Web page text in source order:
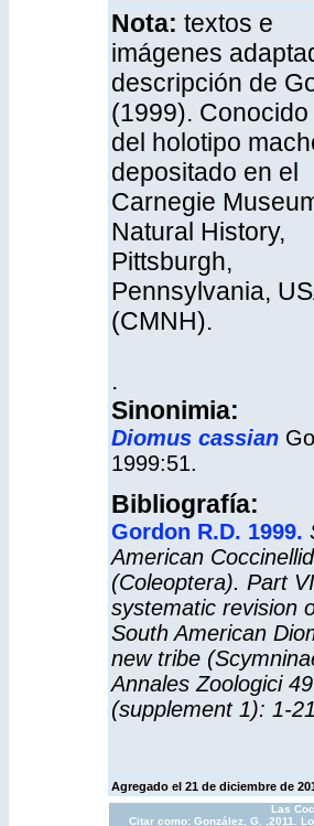
Nota: textos e
imágenes
descripción de
(1999). Conocido
del holotipo
depositado en el
Carnegie
Natural History,
Pittsburgh,
Pennsylvania,
(CMNH).
.
Sinonimia:
Diomus cassian
1999:51.
Bibliografía:
Gordon R.D. 1999.
American
(Coleoptera). Part
systematic revision
South American
new tribe
Annales Zoologici 49
(supplement 1): 1-
Agregado el 21 de diciembre de
Las
Citar como: González, G. ,2011.